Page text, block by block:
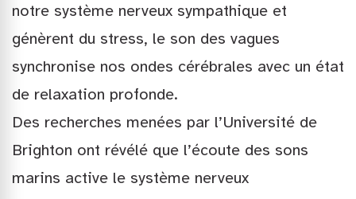
notre système nerveux sympathique et
génèrent du stress, le son des vagues
synchronise nos ondes cérébrales avec un état
de relaxation profonde.
Des recherches menées par l’Université de
Brighton ont révélé que l’écoute des sons
marins active le système nerveux